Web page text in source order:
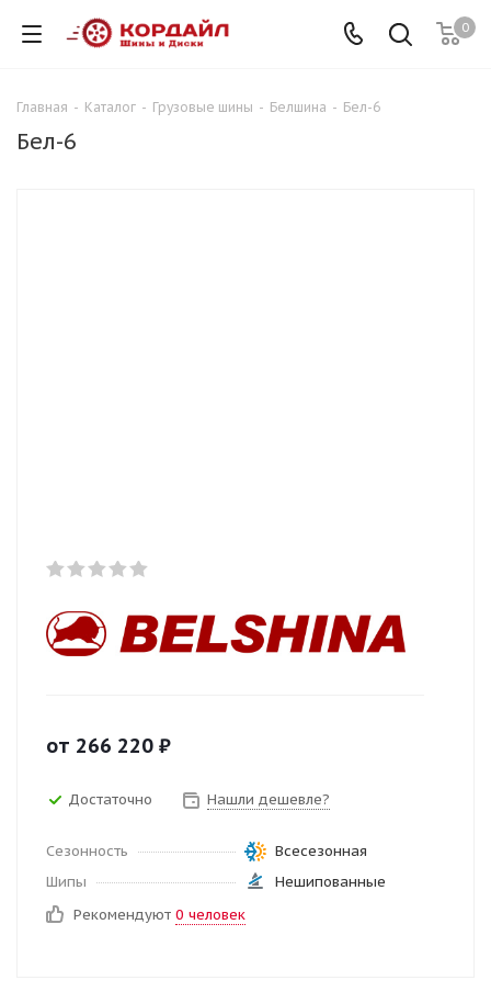
0
Главная - Каталог - Грузовые шины - Белшина - Бел-6
Бел-6
от 266 220 ₽
Достаточно Нашли дешевле?
Сезонность
Всесезонная
Шипы
Нешипованные
Рекомендуют 0 человек